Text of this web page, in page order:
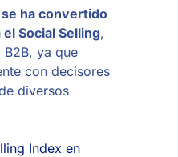
ha convertido
Social Selling,
ya que
con decisores
diversos
Index en